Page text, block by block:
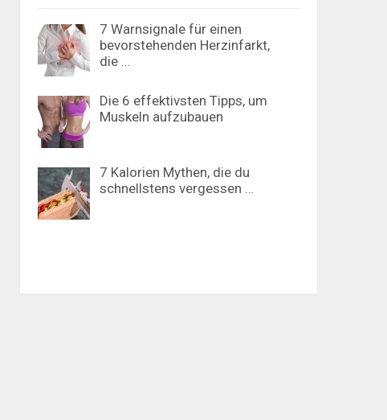
7 Warnsignale für einen
bevorstehenden Herzinfarkt,
die …
Die 6 effektivsten Tipps, um
Muskeln aufzubauen
7 Kalorien Mythen, die du
schnellstens vergessen …